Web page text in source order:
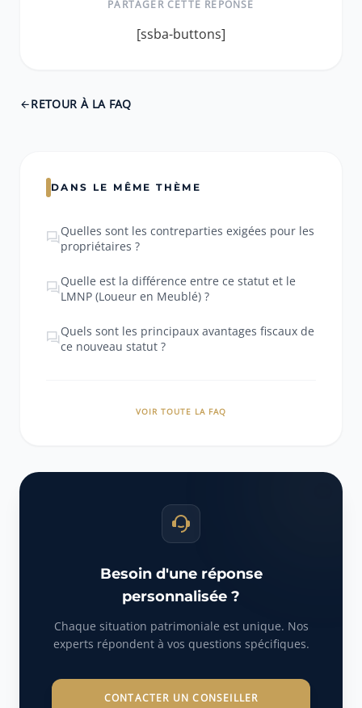
PARTAGER CETTE RÉPONSE
[ssba-buttons]
RETOUR À LA FAQ
DANS LE MÊME THÈME
Quelles sont les contreparties exigées pour les
propriétaires ?
Quelle est la différence entre ce statut et le
LMNP (Loueur en Meublé) ?
Quels sont les principaux avantages fiscaux de
ce nouveau statut ?
VOIR TOUTE LA FAQ
Besoin d'une réponse
personnalisée ?
Chaque situation patrimoniale est unique. Nos
experts répondent à vos questions spécifiques.
CONTACTER UN CONSEILLER